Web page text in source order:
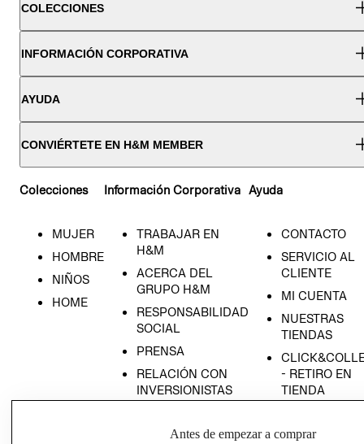
COLECCIONES
INFORMACIÓN CORPORATIVA
AYUDA
CONVIÉRTETE EN H&M MEMBER
Colecciones
MUJER
HOMBRE
NIÑOS
HOME
Información Corporativa
TRABAJAR EN
H&M
ACERCA DEL
GRUPO H&M
RESPONSABILIDAD
SOCIAL
PRENSA
RELACIÓN CON
INVERSIONISTAS
EMPRESARIAL
Ayuda
CONTACTO
SERVICIO AL
CLIENTE
MI CUENTA
NUESTRAS
TIENDAS
- RETIRO EN
TIENDA
CONDICIONES
Antes de empezar a comprar